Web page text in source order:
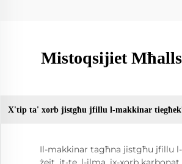
Mistoqsijiet
X'tip ta' xorb jistgħu jfillu l-makkinar
Il-makkinar tagħna jistgħu jfillu